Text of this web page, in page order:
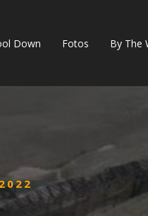
Down Fotos By The